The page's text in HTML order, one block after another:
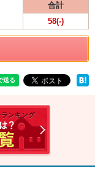
合計
58(-)